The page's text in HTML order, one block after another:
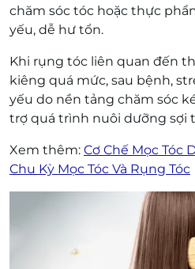
chăm sóc tóc hoặc thực
yếu, dễ hư tổn.
Khi rụng tóc liên quan đến
kiêng quá mức, sau bệnh,
yếu do nền tảng chăm sóc
trợ quá trình nuôi dưỡng sợi
Xem thêm: Cơ Chế Mọc Tóc
Chu Kỳ Mọc Tóc Và Rụng Tóc